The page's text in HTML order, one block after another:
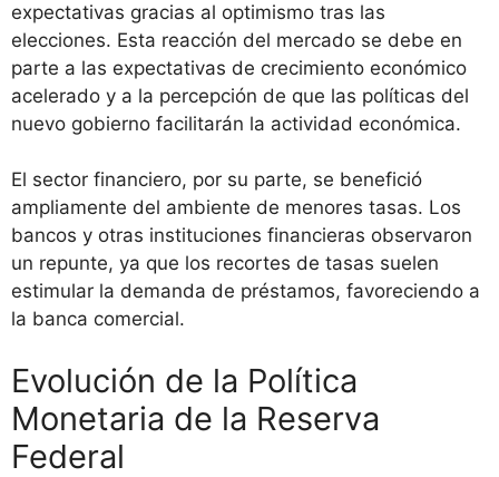
expectativas gracias al optimismo tras las
elecciones. Esta reacción del mercado se debe en
parte a las expectativas de crecimiento económico
acelerado y a la percepción de que las políticas del
nuevo gobierno facilitarán la actividad económica.
El sector financiero, por su parte, se benefició
ampliamente del ambiente de menores tasas. Los
bancos y otras instituciones financieras observaron
un repunte, ya que los recortes de tasas suelen
estimular la demanda de préstamos, favoreciendo a
la banca comercial.
Evolución de la Política
Monetaria de la Reserva
Federal